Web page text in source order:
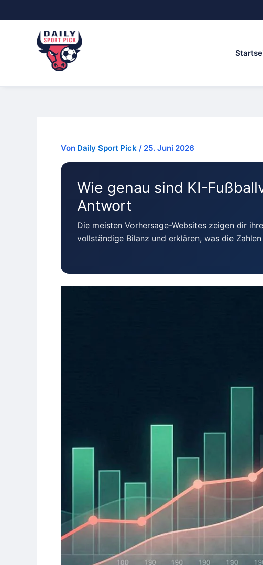
Von Daily Sport Pick / 25. Juni 2026
Wie genau sind KI-
Antwort
Die meisten Vorhersage-Websites zeigen dir
vollständige Bilanz und erklären, was die